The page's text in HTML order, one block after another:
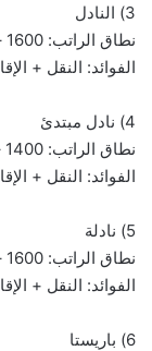
3) النادل
نطاق الراتب: 1600 – 1700 درهم / الشهر
الفوائد: النقل +
4) نادل مبتدئ
نطاق الراتب: 1400 – 1500 درهم / شهر
الفوائد: النقل +
5) نادلة
نطاق الراتب: 1600 – 1700 درهم / الشهر
الفوائد: النقل +
6) باريستا